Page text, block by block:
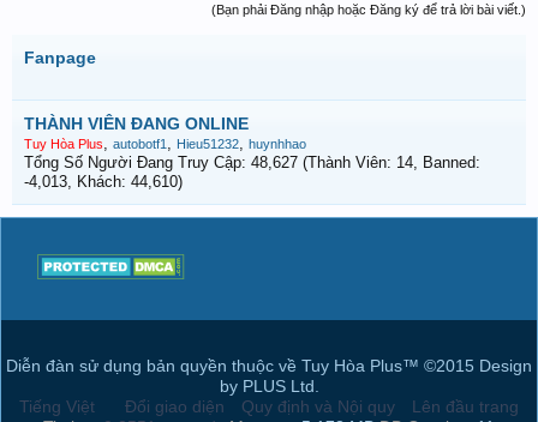
(Bạn phải Đăng nhập hoặc Đăng ký để trả lời bài viết.)
Fanpage
THÀNH VIÊN ĐANG ONLINE
Tuy Hòa Plus autobotf1 Hieu51232 huynhhao
Tổng Số Người Đang Truy Cập: 48,627 (Thành Viên: 14, Banned:
-4,013, Khách: 44,610)
Diễn đàn sử dụng bản quyền thuộc về Tuy Hòa Plus™ ©2015 Design
by PLUS Ltd.
Tiếng Việt
Đổi giao diện Quy định và Nội quy
Lên đầu trang